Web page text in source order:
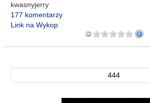
kwasnyjerry
177 komentarzy
Link na Wykop
444